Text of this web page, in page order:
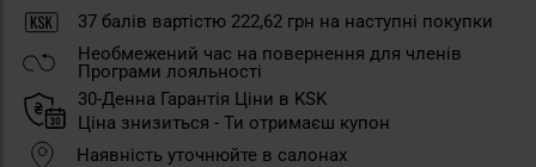
37 балів вартістю 222,62 грн на наступні покупки
Необмежений час на повернення для членів
Програми лояльності
30-Денна Гарантія Ціни в KSK
Ціна знизиться - Ти отримаєш купон
Наявність уточнюйте в салонах